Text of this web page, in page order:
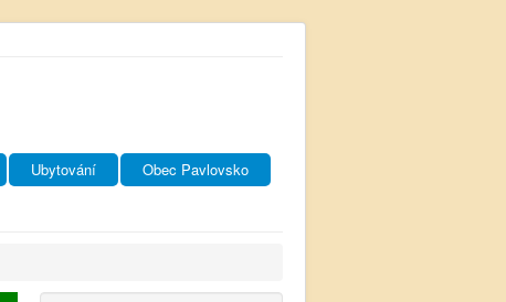
Ubytování
Obec Pavlovsko